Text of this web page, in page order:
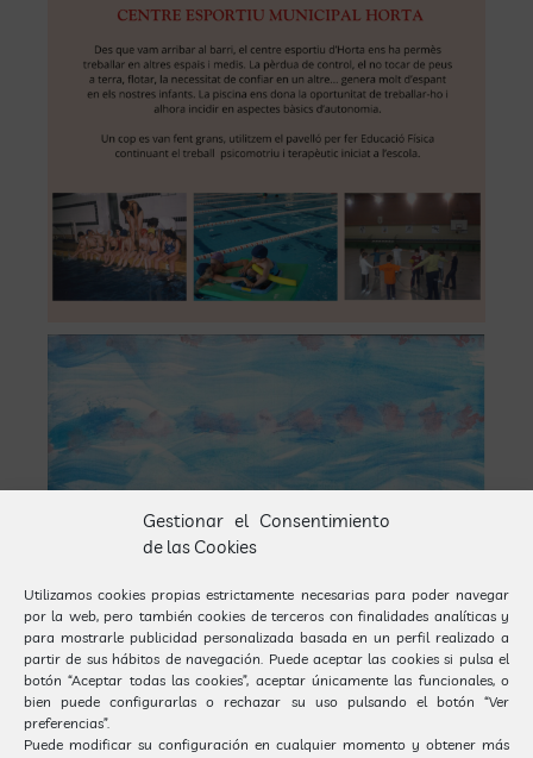
Gestionar el Consentimiento
de las Cookies
Utilizamos cookies propias estrictamente necesarias para poder navegar
por la web, pero también cookies de terceros con finalidades analíticas y
para mostrarle publicidad personalizada basada en un perfil realizado a
partir de sus hábitos de navegación. Puede aceptar las cookies si pulsa el
botón “Aceptar todas las cookies”, aceptar únicamente las funcionales, o
bien puede configurarlas o rechazar su uso pulsando el botón “Ver
preferencias”.
Puede modificar su configuración en cualquier momento y obtener más